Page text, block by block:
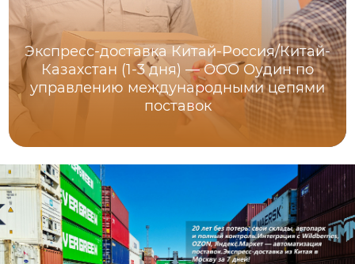
Экспресс-доставка Китай-Россия/Китай-
Казахстан (1-3 дня) — ООО Оудин по
управлению международными цепями
поставок